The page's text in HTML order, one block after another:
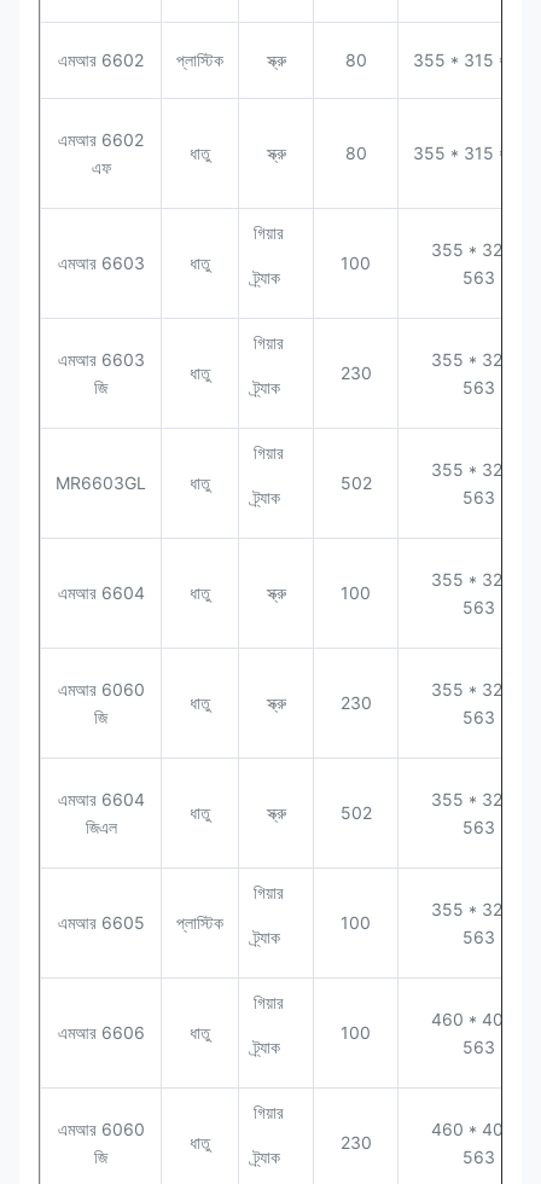
এমআর 6602 প্লাস্টিক স্ক্রু 80 355 * 315 *
এমআর 6602
এফ
ধাতু স্ক্রু 80 355 * 315 *
এমআর 6603 ধাতু
গিয়ার
ট্র্যাক
100
355 * 320 *
563
এমআর 6603
জি
ধাতু
গিয়ার
ট্র্যাক
230
355 * 320 *
563
MR6603GL ধাতু
গিয়ার
ট্র্যাক
502
355 * 320 *
563
এমআর 6604 ধাতু স্ক্রু 100
355 * 320 *
563
এমআর 6060
জি
ধাতু স্ক্রু 230
355 * 320 *
563
এমআর 6604
জিএল
ধাতু স্ক্রু 502
355 * 320 *
563
এমআর 6605 প্লাস্টিক
গিয়ার
ট্র্যাক
100
355 * 320 *
563
এমআর 6606 ধাতু
গিয়ার
ট্র্যাক
100
460 * 400 *
563
এমআর 6060
জি
ধাতু
গিয়ার
ট্র্যাক
230
460 * 400 *
563